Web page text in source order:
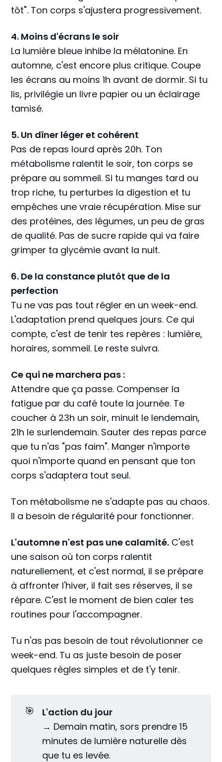
tôt". Ton corps s'ajustera progressivement.
4. Moins d'écrans le soir
La lumière bleue inhibe la mélatonine. En
automne, c'est encore plus critique. Coupe
les écrans au moins 1h avant de dormir. Si tu
lis, privilégie un livre papier ou un éclairage
tamisé.
5. Un dîner léger et cohérent
Pas de repas lourd après 20h. Ton
métabolisme ralentit le soir, ton corps se
prépare au sommeil. Si tu manges tard ou
trop riche, tu perturbes la digestion et tu
empêches une vraie récupération. Mise sur
des protéines, des légumes, un peu de gras
de qualité. Pas de sucre rapide qui va faire
grimper ta glycémie avant la nuit.
6. De la constance plutôt que de la
perfection
Tu ne vas pas tout régler en un week-end.
L'adaptation prend quelques jours. Ce qui
compte, c'est de tenir tes repères : lumière,
horaires, sommeil. Le reste suivra.
Ce qui ne marchera pas :
Attendre que ça passe. Compenser la
fatigue par du café toute la journée. Te
coucher à 23h un soir, minuit le lendemain,
21h le surlendemain. Sauter des repas parce
que tu n'as "pas faim". Manger n'importe
quoi n'importe quand en pensant que ton
corps s'adaptera tout seul.
Ton métabolisme ne s'adapte pas au chaos.
Il a besoin de régularité pour fonctionner.
L'automne n'est pas une calamité. C'est
une saison où ton corps ralentit
naturellement, et c'est normal, il se prépare
à affronter l'hiver, il fait ses réserves, il se
répare. C'est le moment de bien caler tes
routines pour l'accompagner.
Tu n'as pas besoin de tout révolutionner ce
week-end. Tu as juste besoin de poser
quelques règles simples et de t'y tenir.
🎯
L'action du jour
→ Demain matin, sors prendre 15
minutes de lumière naturelle dès
que tu es levée.